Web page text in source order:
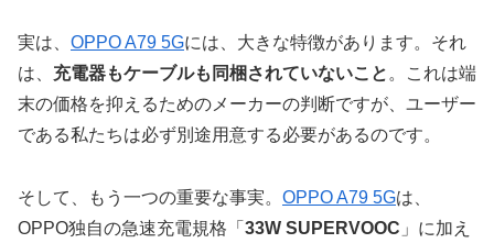
実は、 OPPO A79 5Gには、大きな特徴があります。それ
は、 充電器もケーブルも同梱されていないこと 。これは端
末の価格を抑えるためのメーカーの判断ですが、ユーザー
である私たちは必ず別途用意する必要があるのです。
そして、もう一つの重要な事実。 OPPO A79 5Gは、
OPPO独自の急速充電規格「 33W SUPERVOOC 」に加え